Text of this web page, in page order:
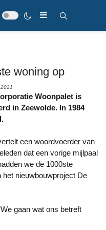
woning op
in Zeewolde. In 1984
een woordvoerder van
dat een vorige mijlpaal
we de 1000ste
het nieuwbouwproject De
gaan wat ons betreft